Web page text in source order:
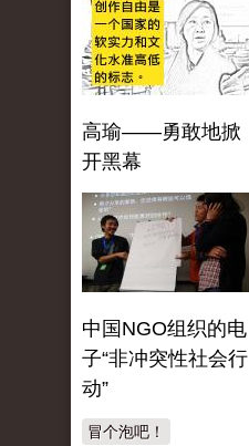
高瑜——勇敢地掀
开黑幕
中国NGO组织的电
子“非冲突性社会行
动”
冒个泡吧！